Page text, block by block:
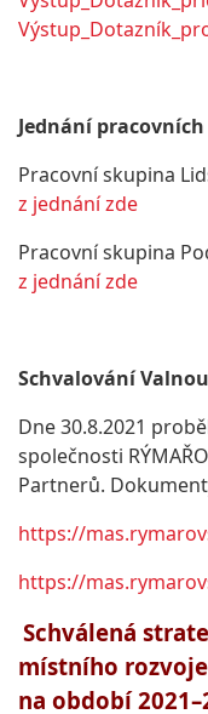
Jednání
Pracovní skupina
z jednání zde
Pracovní skupina
z jednání zde
Schvalování
Dne 30.8.2021
společnosti
Partnerů.
https://
https://
Schválená
místního rozvoje
na období